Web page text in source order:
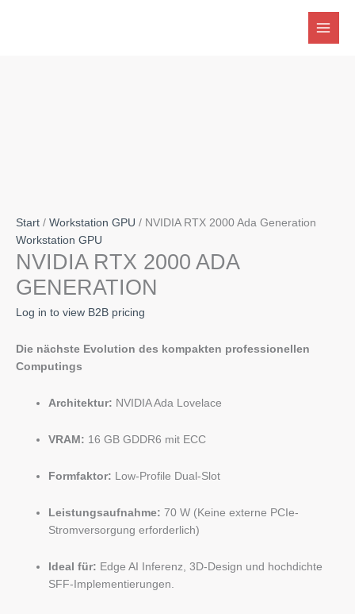
Start / Workstation GPU / NVIDIA RTX 2000 Ada Generation
Workstation GPU
NVIDIA RTX 2000 ADA
GENERATION
Log in to view B2B pricing
Die nächste Evolution des kompakten professionellen
Computings
Architektur: NVIDIA Ada Lovelace
VRAM: 16 GB GDDR6 mit ECC
Formfaktor: Low-Profile Dual-Slot
Leistungsaufnahme: 70 W (Keine externe PCIe-
Stromversorgung erforderlich)
Ideal für: Edge AI Inferenz, 3D-Design und hochdichte
SFF-Implementierungen.